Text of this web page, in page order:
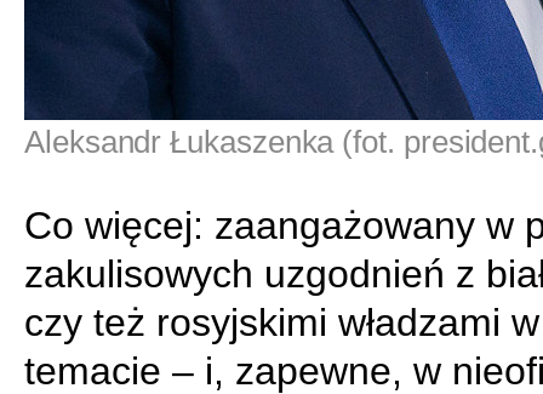
Aleksandr Łukaszenka (fot.
Co więcej: zaangażowany w
zakulisowych uzgodnień z
czy też rosyjskimi władzami
temacie – i, zapewne, w